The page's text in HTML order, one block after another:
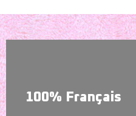
100% Français